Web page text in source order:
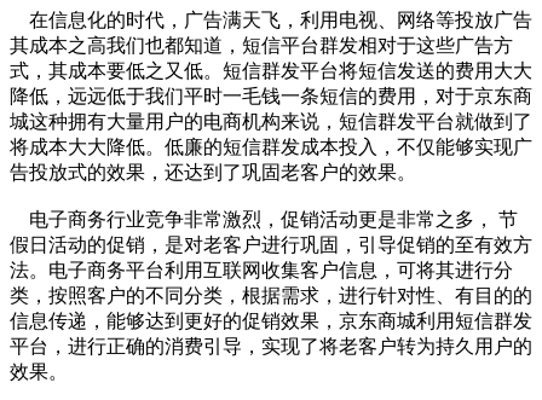
在信息化的时代，广告满天飞，利用电视、网络等投放广告
其成本之高我们也都知道，短信平台群发相对于这些广告方
式，其成本要低之又低。短信群发平台将短信发送的费用大大
降低，远远低于我们平时一毛钱一条短信的费用，对于京东商
城这种拥有大量用户的电商机构来说，短信群发平台就做到了
将成本大大降低。低廉的短信群发成本投入，不仅能够实现广
告投放式的效果，还达到了巩固老客户的效果。
电子商务行业竞争非常激烈，促销活动更是非常之多， 节
假日活动的促销，是对老客户进行巩固，引导促销的至有效方
法。电子商务平台利用互联网收集客户信息，可将其进行分
类，按照客户的不同分类，根据需求，进行针对性、有目的的
信息传递，能够达到更好的促销效果，京东商城利用短信群发
平台，进行正确的消费引导，实现了将老客户转为持久用户的
效果。